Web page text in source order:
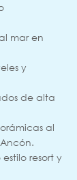
mar en
y
de alta
al
resort y